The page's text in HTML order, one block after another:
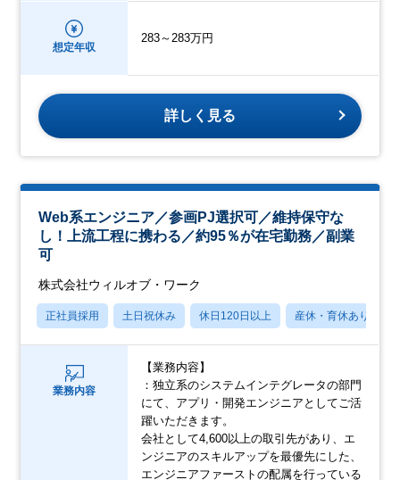
想定年収
283～283万円
詳しく見る
Web系エンジニア／参画PJ選択可／維持保守な
し！上流工程に携わる／約95％が在宅勤務／副業
可
株式会社ウィルオブ・ワーク
正社員採用 土日祝休み 休日120日以上 産休・育休あり
業務内容
【業務内容】
：独立系のシステムインテグレータの部門
にて、アプリ・開発エンジニアとしてご活
躍いただきます。
会社として4,600以上の取引先があり、エ
ンジニアのスキルアップを最優先にした、
エンジニアファーストの配属を行っている